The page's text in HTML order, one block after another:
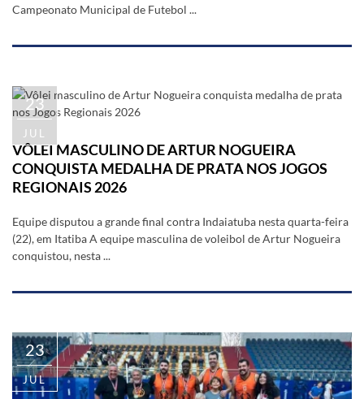
Campeonato Municipal de Futebol ...
23
JUL
VÔLEI MASCULINO DE ARTUR NOGUEIRA
CONQUISTA MEDALHA DE PRATA NOS JOGOS
REGIONAIS 2026
Equipe disputou a grande final contra Indaiatuba nesta quarta-feira
(22), em Itatiba A equipe masculina de voleibol de Artur Nogueira
conquistou, nesta ...
23
JUL